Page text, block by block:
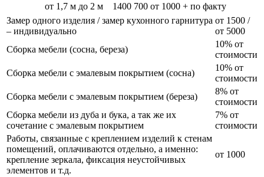
от 1,7 м до 2 м
1400 700 от 1000 + по факту
Замер одного изделия / замер кухонного гарнитура
– индивидуально
от 1500 /
от 5000
Сборка мебели (сосна, береза)
10% от
стоимости
Сборка мебели с эмалевым покрытием (сосна)
10% от
стоимости
Сборка мебели с эмалевым покрытием (береза)
8% от
стоимости
Сборка мебели из дуба и бука, а так же их
сочетание с эмалевым покрытием
7% от
стоимости
Работы, связанные с креплением изделий к стенам
помещений, оплачиваются отдельно, а именно:
крепление зеркала, фиксация неустойчивых
элементов и т.д.
от 1000